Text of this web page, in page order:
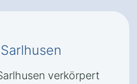
verkörpert